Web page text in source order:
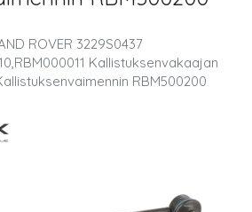
ROVER 3229S0437
Kallistuksenvakaajan
RBM500200